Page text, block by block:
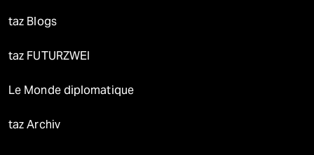
taz Blogs
taz FUTURZWEI
Le Monde diplomatique
taz Archiv